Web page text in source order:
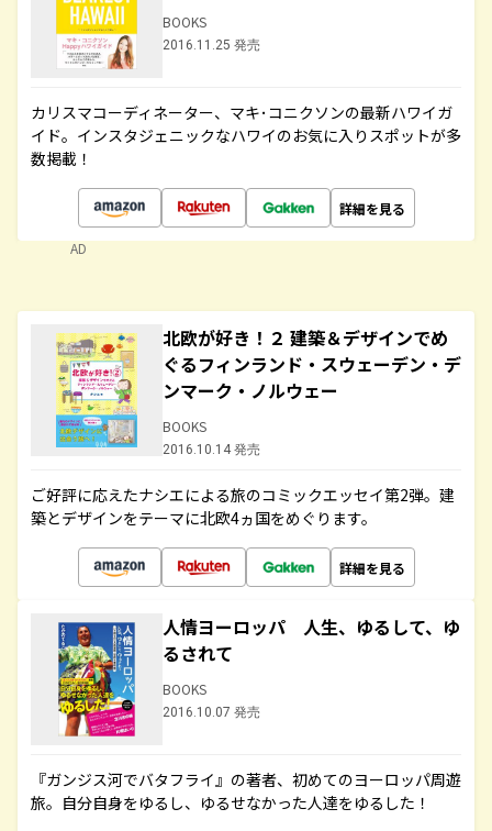
BOOKS
2016.11.25 発売
カリスマコーディネーター、マキ･コニクソンの最新ハワイガ
イド。インスタジェニックなハワイのお気に入りスポットが多
数掲載！
詳細を見る
AD
北欧が好き！２ 建築＆デザインでめ
ぐるフィンランド・スウェーデン・デ
ンマーク・ノルウェー
BOOKS
2016.10.14 発売
ご好評に応えたナシエによる旅のコミックエッセイ第2弾。建
築とデザインをテーマに北欧4ヵ国をめぐります。
詳細を見る
人情ヨーロッパ 人生、ゆるして、ゆ
るされて
BOOKS
2016.10.07 発売
『ガンジス河でバタフライ』の著者、初めてのヨーロッパ周遊
旅。自分自身をゆるし、ゆるせなかった人達をゆるした！